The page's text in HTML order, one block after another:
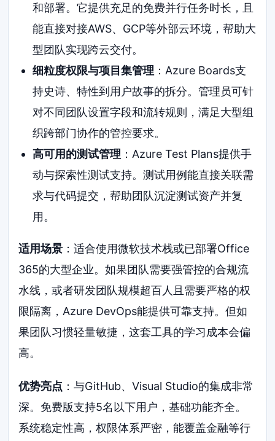
和部署。它提供充足的免费并行任务时长，且
能直接对接AWS、GCP等外部云环境，帮助大
型团队实现跨云交付。
细粒度权限与项目集管理 ：Azure Boards支
持史诗、特性到用户故事的拆分。管理员可针
对不同团队设置字段和流转规则，满足大型组
织跨部门协作的管控要求。
高可用的测试管理 ：Azure Test Plans提供手
动与探索性测试支持。测试用例能直接关联需
求与代码提交，帮助团队沉淀测试资产并复
用。
适用场景 ：适合使用微软技术栈或已部署Office
365的大型企业。如果团队需要强管控的合规流
水线，或者研发团队规模超百人且需要严格的权
限隔离，Azure DevOps能提供可靠支持。但如
果团队习惯轻量敏捷，这套工具的学习成本会偏
高。
优势亮点 ：与GitHub、Visual Studio的集成非常
深。免费版支持5名以下用户，基础功能齐全。
系统稳定性高，权限体系严密，能覆盖金融等行